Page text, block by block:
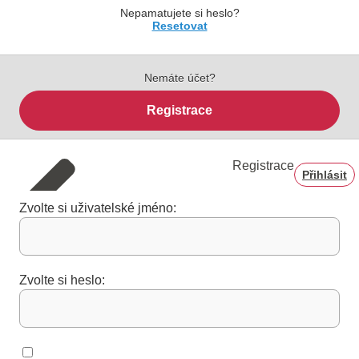
Nepamatujete si heslo?
Resetovat
Nemáte účet?
Registrace
Registrace
Přihlásit
Zvolte si uživatelské jméno:
Zvolte si heslo: